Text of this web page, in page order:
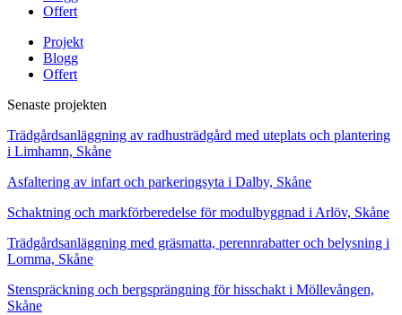
Offert
Projekt
Blogg
Offert
Senaste projekten
Trädgårdsanläggning av radhusträdgård med uteplats och plantering
i Limhamn, Skåne
Asfaltering av infart och parkeringsyta i Dalby, Skåne
Schaktning och markförberedelse för modulbyggnad i Arlöv, Skåne
Trädgårdsanläggning med gräsmatta, perennrabatter och belysning i
Lomma, Skåne
Stenspräckning och bergsprängning för hisschakt i Möllevången,
Skåne